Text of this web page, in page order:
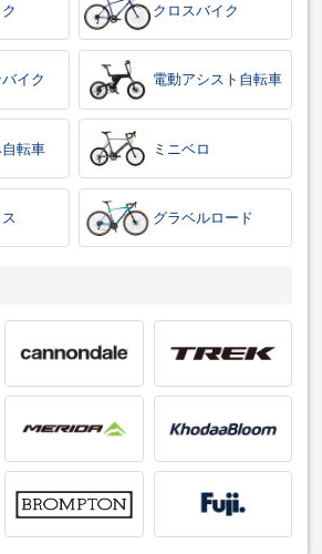
クロスバイク
イク 電動アシスト自転車
転車 ミニベロ
グラベルロード